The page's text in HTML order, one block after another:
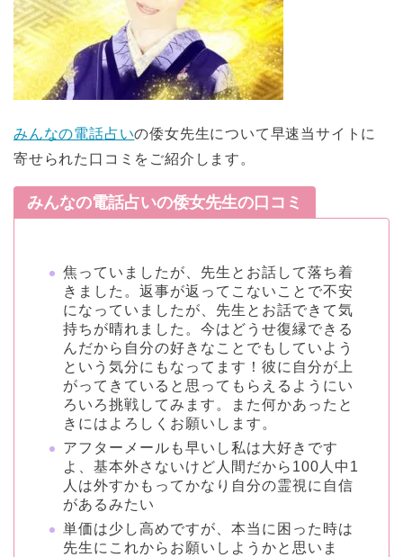
みんなの電話占いの倭女先生について早速当サイトに
寄せられた口コミをご紹介します。
みんなの電話占いの倭女先生の口コミ
焦っていましたが、先生とお話して落ち着
きました。返事が返ってこないことで不安
になっていましたが、先生とお話できて気
持ちが晴れました。今はどうせ復縁できる
んだから自分の好きなことでもしていよう
という気分にもなってます！彼に自分が上
がってきていると思ってもらえるようにい
ろいろ挑戦してみます。また何かあったと
きにはよろしくお願いします。
アフターメールも早いし私は大好きです
よ、基本外さないけど人間だから100人中1
人は外すかもってかなり自分の霊視に自信
があるみたい
単価は少し高めですが、本当に困った時は
先生にこれからお願いしようかと思いま